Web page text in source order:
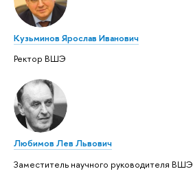
Кузьминов Ярослав Иванович
Ректор ВШЭ
Любимов Лев Львович
Заместитель научного руководителя ВШЭ